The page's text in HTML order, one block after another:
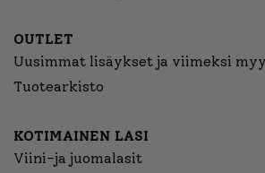
OUTLET
Uusimmat lisäykset ja viimeksi
Tuotearkisto
KOTIMAINEN LASI
Viini-ja juomalasit